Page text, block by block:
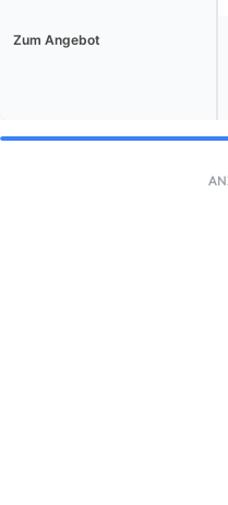
Zum Angebot